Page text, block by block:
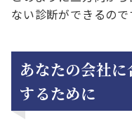
ない診断ができるので
あなたの会社
するために